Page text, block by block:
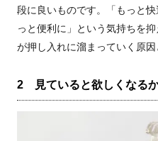
段に良いものです。「もっと
っと便利に」という気持ちを
が押し入れに溜まっていく原因
2 見ていると欲しくなる